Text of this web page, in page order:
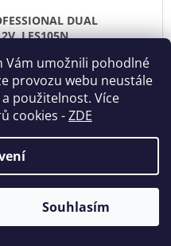
Vám umožnili pohodlné
provozu webu neustále
použitelnost. Více
cookies -ZDE
Souhlasím
DUAL
LFS105N
DO